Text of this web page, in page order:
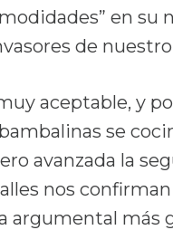
en su
de
aceptable, y
se
avanzada la
nos
argumental más